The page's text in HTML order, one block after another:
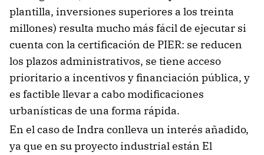
plantilla, inversiones superiores a los treinta
millones) resulta mucho más fácil de ejecutar si
cuenta con la certificación de PIER: se reducen
los plazos administrativos, se tiene acceso
prioritario a incentivos y financiación pública, y
es factible llevar a cabo modificaciones
urbanísticas de una forma rápida.
En el caso de Indra conlleva un interés añadido,
ya que en su proyecto industrial están El